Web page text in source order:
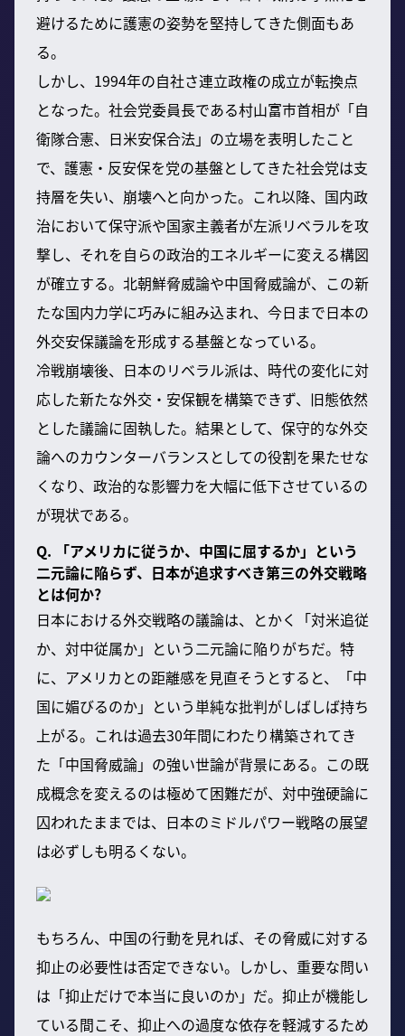
避けるために護憲の姿勢を堅持してきた側面もあ
る。
しかし、1994年の自社さ連立政権の成立が転換点
となった。社会党委員長である村山富市首相が「自
衛隊合憲、日米安保合法」の立場を表明したこと
で、護憲・反安保を党の基盤としてきた社会党は支
持層を失い、崩壊へと向かった。これ以降、国内政
治において保守派や国家主義者が左派リベラルを攻
撃し、それを自らの政治的エネルギーに変える構図
が確立する。北朝鮮脅威論や中国脅威論が、この新
たな国内力学に巧みに組み込まれ、今日まで日本の
外交安保議論を形成する基盤となっている。
冷戦崩壊後、日本のリベラル派は、時代の変化に対
応した新たな外交・安保観を構築できず、旧態依然
とした議論に固執した。結果として、保守的な外交
論へのカウンターバランスとしての役割を果たせな
くなり、政治的な影響力を大幅に低下させているの
が現状である。
Q. 「アメリカに従うか、中国に屈するか」という
二元論に陥らず、日本が追求すべき第三の外交戦略
とは何か?
日本における外交戦略の議論は、とかく「対米追従
か、対中従属か」という二元論に陥りがちだ。特
に、アメリカとの距離感を見直そうとすると、「中
国に媚びるのか」という単純な批判がしばしば持ち
上がる。これは過去30年間にわたり構築されてき
た「中国脅威論」の強い世論が背景にある。この既
成概念を変えるのは極めて困難だが、対中強硬論に
囚われたままでは、日本のミドルパワー戦略の展望
は必ずしも明るくない。
もちろん、中国の行動を見れば、その脅威に対する
抑止の必要性は否定できない。しかし、重要な問い
は「抑止だけで本当に良いのか」だ。抑止が機能し
ている間こそ、抑止への過度な依存を軽減するため